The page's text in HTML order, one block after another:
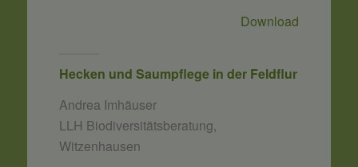
Download
Hecken und Saumpflege in der Feldflur
Andrea Imhäuser
LLH Biodiversitätsberatung,
Witzenhausen